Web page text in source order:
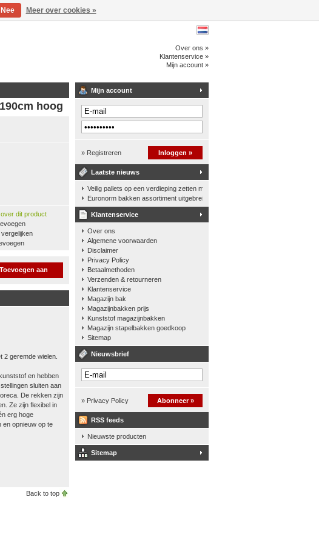
Over ons »
Klantenservice »
Mijn account »
hoog
dit product
Toevoegen aan
geremde wielen.
en hebben
sluiten aan
De rekken zijn
Ze zijn flexibel in
erg hoge
en opnieuw op te
Back to top
Mijn account
» Registreren Inloggen »
Laatste nieuws
Veilig pallets op een verdieping zetten met een palletkantelhek
Euronorm bakken assortiment uitgebreid
Klantenservice
Over ons
Algemene voorwaarden
Disclaimer
Privacy Policy
Betaalmethoden
Verzenden & retourneren
Klantenservice
Magazijn bak
Magazijnbakken prijs
Kunststof magazijnbakken
Magazijn stapelbakken goedkoop
Sitemap
Nieuwsbrief
» Privacy Policy Abonneer »
RSS feeds
Nieuwste producten
Sitemap
Nee Meer over cookies »